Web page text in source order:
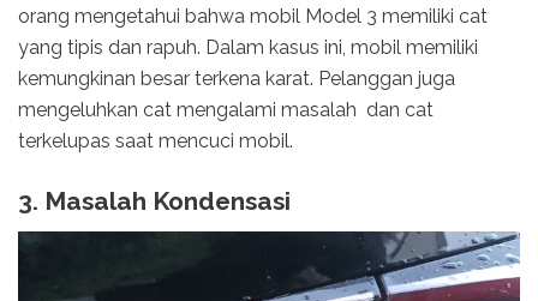
orang mengetahui bahwa mobil Model 3 memiliki cat
yang tipis dan rapuh. Dalam kasus ini, mobil memiliki
kemungkinan besar terkena karat. Pelanggan juga
mengeluhkan cat mengalami masalah dan cat
terkelupas saat mencuci mobil.
3. Masalah Kondensasi